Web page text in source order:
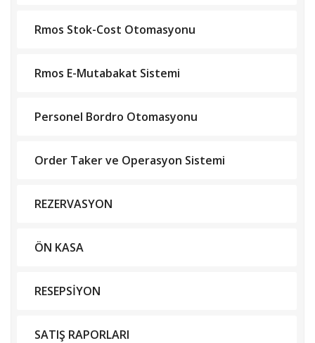
Rmos Stok-Cost Otomasyonu
Rmos E-Mutabakat Sistemi
Personel Bordro Otomasyonu
Order Taker ve Operasyon Sistemi
REZERVASYON
ÖN KASA
RESEPSİYON
SATIŞ RAPORLARI